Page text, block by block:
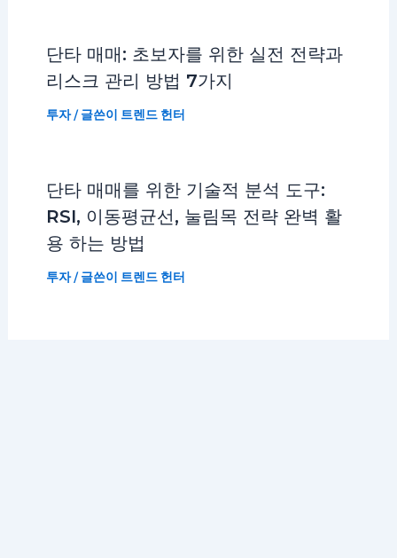
단타 매매: 초보자를 위한 실전 전략과
리스크 관리 방법 7가지
투자/ 글쓴이 트렌드 헌터
단타 매매를 위한 기술적 분석 도구:
RSI, 이동평균선, 눌림목 전략 완벽 활
용 하는 방법
투자/ 글쓴이 트렌드 헌터